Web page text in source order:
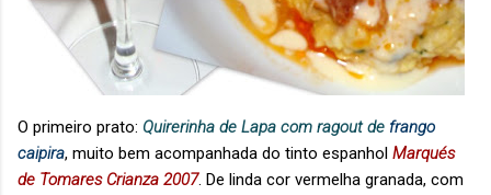
O primeiro prato: Quirerinha de Lapa com ragout de frango
caipira, muito bem acompanhada do tinto espanhol Marqués
de Tomares Crianza 2007. De linda cor vermelha granada, com